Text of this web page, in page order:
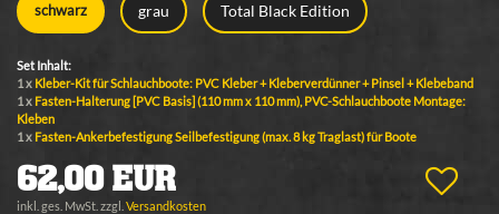
schwarz grau Total Black Edition
Set Inhalt:
1 x Kleber-Kit für Schlauchboote: PVC Kleber + Kleberverdünner + Pinsel + Klebeband
1 x Fasten-Halterung [PVC Basis] (110 mm x 110 mm), PVC-Schlauchboote Montage:
Kleben
1 x Fasten-Ankerbefestigung Seilbefestigung (max. 8 kg Traglast) für Boote
62,00 EUR
inkl. ges. MwSt. zzgl. Versandkosten